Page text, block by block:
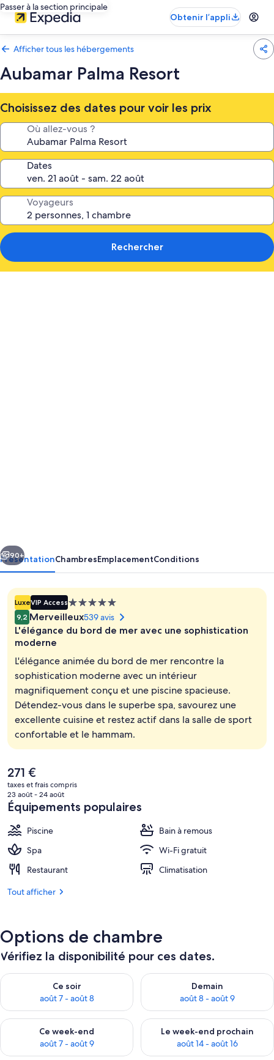
Passer à la section principale
Obtenir l’appli
Afficher tous les hébergements
Aubamar Palma Resort
Choisissez des dates pour voir les prix
Où allez-vous ?
Dates
Voyageurs
Rechercher
Piscine couverte, 3 piscines
Suivant
90+
PrésentationChambresEmplacementConditions
LuxeVIP AccessHébergement
5.0 étoiles
9,2 Merveilleux539 avis
L'élégance du bord de mer avec une sophistication
moderne
L'élégance animée du bord de mer rencontre la
sophistication moderne avec un intérieur
magnifiquement conçu et une piscine spacieuse.
Détendez-vous dans le superbe spa, savourez une
excellente cuisine et restez actif dans la salle de sport
confortable et le hammam.
Le
prix
actuel
est
de
271 €.
271 €
taxes et frais compris
23 août - 24 août
Équipements populaires
Piscine
Bain à remous
Spa
Wi-Fi gratuit
Restaurant
Climatisation
Tout afficher
Options de chambre
Vérifiez la disponibilité pour ces dates.
Ce soir
août 7 - août 8
Vérifier la disponibilité pour ce soir août 7 - août 8
Demain
août 8 - août 9
Vérifier la disponibilité pour
Ce week-end
août 7 - août 9
Vérifier la disponibilité pour ce week-end août 7 - août 9
Le week-end prochain
août 14 - août 16
Vérifier la disponibilité pour